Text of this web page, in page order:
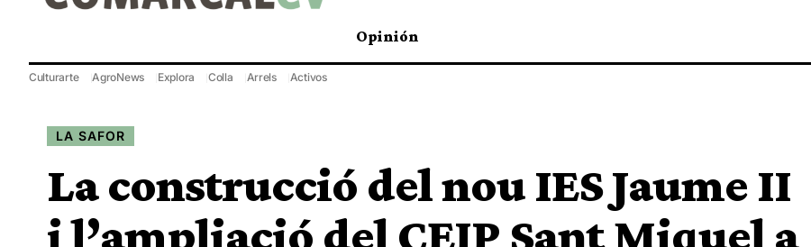
Opinión
Culturarte AgroNews Explora Colla Arrels Activos
LA SAFOR
La construcció del nou IES Jaume II
i l’ampliació del CEIP Sant Miquel a